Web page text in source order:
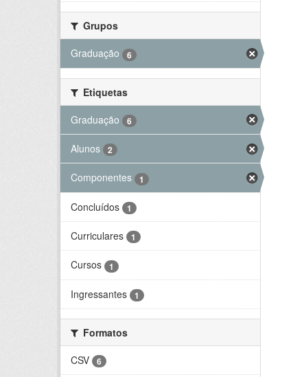
Grupos
Graduação
6
Etiquetas
Graduação
6
Alunos 2
Componentes 1
Concluídos 1
Curriculares 1
Cursos 1
Ingressantes 1
Formatos
CSV
6